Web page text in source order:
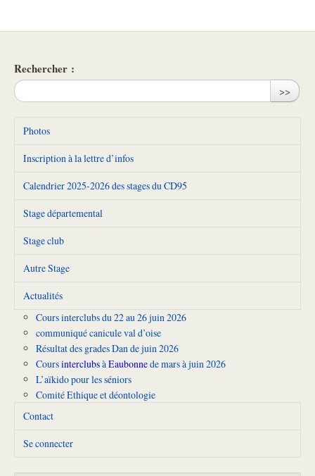
Rechercher :
>>
Photos
Inscription à la lettre d’infos
Calendrier 2025-2026 des stages du CD95
Stage départemental
Stage club
Autre Stage
Actualités
Cours interclubs du 22 au 26 juin 2026
communiqué canicule val d’oise
Résultat des grades Dan de juin 2026
CoursinterclubsàEaubonnede mars à juin 2026
L’aïkido pour les séniors
Comité Ethique et déontologie
Contact
Se connecter